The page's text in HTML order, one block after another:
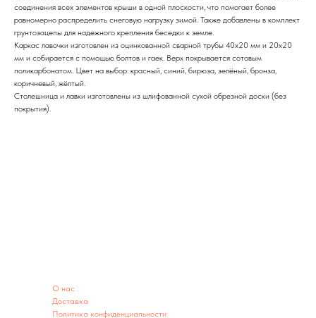
соединения всех элементов крыши в одной плоскости, что помогает более
равномерно распределить снеговую нагрузку зимой. Также добавлены в комплект
грунтозацепы для надежного крепления беседки к земле.
Каркас лавочки изготовлен из оцинкованной сварной трубы 40х20 мм и 20х20
мм и собирается с помощью болтов и гаек. Верх покрывается сотовым
поликарбонатом. Цвет на выбор: красный, синий, бирюза, зелёный, бронза,
коричневый, жёлтый.
Столешница и лавки изготовлены из шлифованной сухой обрезной доски (без
покрытия).
O нас
Доставка
Политика конфиденциальности